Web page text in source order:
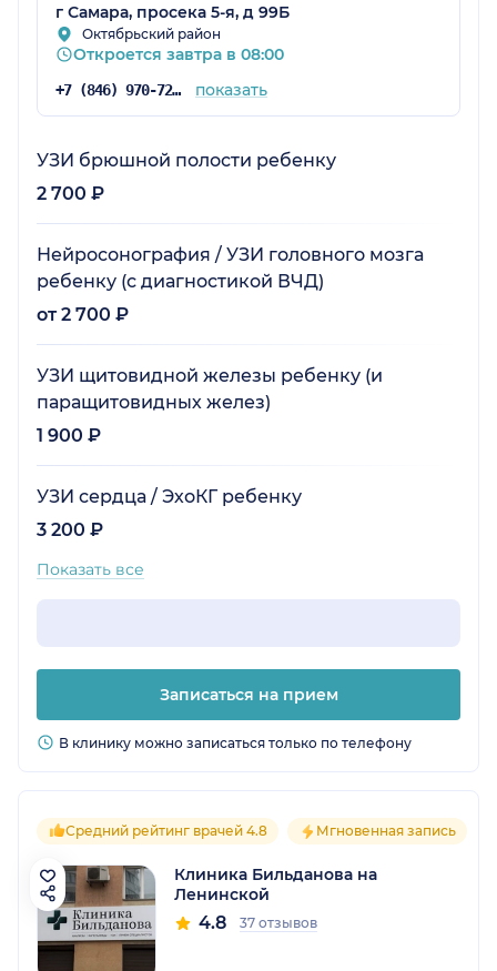
г Самара, просека 5-я, д 99Б
Октябрьский район
Откроется завтра в 08:00
+7 (846) 970-72-14 показать
УЗИ брюшной полости ребенку
2 700 ₽
Нейросонография / УЗИ головного мозга
ребенку (с диагностикой ВЧД)
от 2 700 ₽
УЗИ щитовидной железы ребенку (и
паращитовидных желез)
1 900 ₽
УЗИ сердца / ЭхоКГ ребенку
3 200 ₽
Показать все
Записаться на прием
В клинику можно записаться только по телефону
Средний рейтинг врачей 4.8 Мгновенная запись
Клиника Бильданова на
Ленинской
4.8 37 отзывов